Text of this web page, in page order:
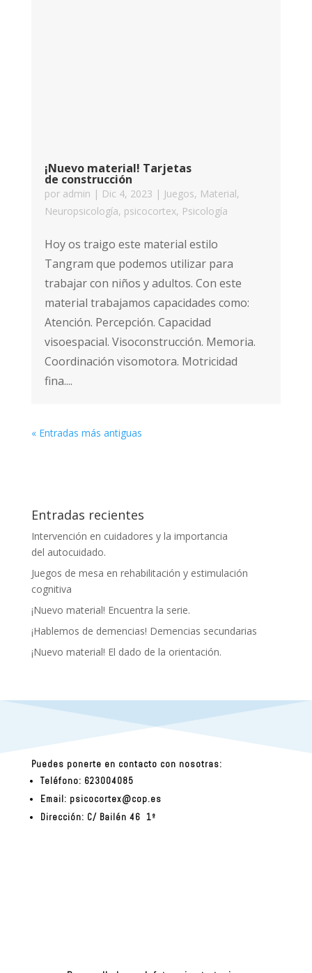
¡Nuevo material! Tarjetas
de construcción
por admin | Dic 4, 2023 | Juegos, Material,
Neuropsicología, psicocortex, Psicología
Hoy os traigo este material estilo
Tangram que podemos utilizar para
trabajar con niños y adultos. Con este
material trabajamos capacidades como:
Atención. Percepción. Capacidad
visoespacial. Visoconstrucción. Memoria.
Coordinación visomotora. Motricidad
fina....
« Entradas más antiguas
Entradas recientes
Intervención en cuidadores y la importancia
del autocuidado.
Juegos de mesa en rehabilitación y estimulación
cognitiva
¡Nuevo material! Encuentra la serie.
¡Hablemos de demencias! Demencias secundarias
¡Nuevo material! El dado de la orientación.
Puedes ponerte en contacto con nosotras:
Teléfono: 623004085
Email: psicocortex@cop.es
Dirección: C/ Bailén 46 1º